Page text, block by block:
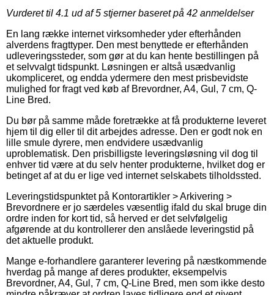
Vurderet til 4.1 ud af 5 stjerner baseret på 42 anmeldelser
En lang række internet virksomheder yder efterhånden
alverdens fragttyper. Den mest benyttede er efterhånden
udleveringssteder, som gør at du kan hente bestillingen på
et selvvalgt tidspunkt. Løsningen er altså usædvanlig
ukompliceret, og endda ydermere den mest prisbevidste
mulighed for fragt ved køb af Brevordner, A4, Gul, 7 cm, Q-
Line Bred.
Du bør på samme måde foretrække at få produkterne leveret
hjem til dig eller til dit arbejdes adresse. Den er godt nok en
lille smule dyrere, men endvidere usædvanlig
uproblematisk. Den prisbilligste leveringsløsning vil dog til
enhver tid være at du selv henter produkterne, hvilket dog er
betinget af at du er lige ved internet selskabets tilholdssted.
Leveringstidspunktet på Kontorartikler > Arkivering >
Brevordnere er jo særdeles væsentlig ifald du skal bruge din
ordre inden for kort tid, så herved er det selvfølgelig
afgørende at du kontrollerer den anslåede leveringstid på
det aktuelle produkt.
Mange e-forhandlere garanterer levering på næstkommende
hverdag på mange af deres produkter, eksempelvis
Brevordner, A4, Gul, 7 cm, Q-Line Bred, men som ikke desto